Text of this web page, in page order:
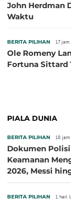
John Herdman
Waktu
BERITA PILIHAN 17
Ole Romeny
Fortuna Sittard
PIALA DUNIA
BERITA PILIHAN 18
Dokumen
Keamanan
2026, Messi
BERITA PILIHAN 1 hari